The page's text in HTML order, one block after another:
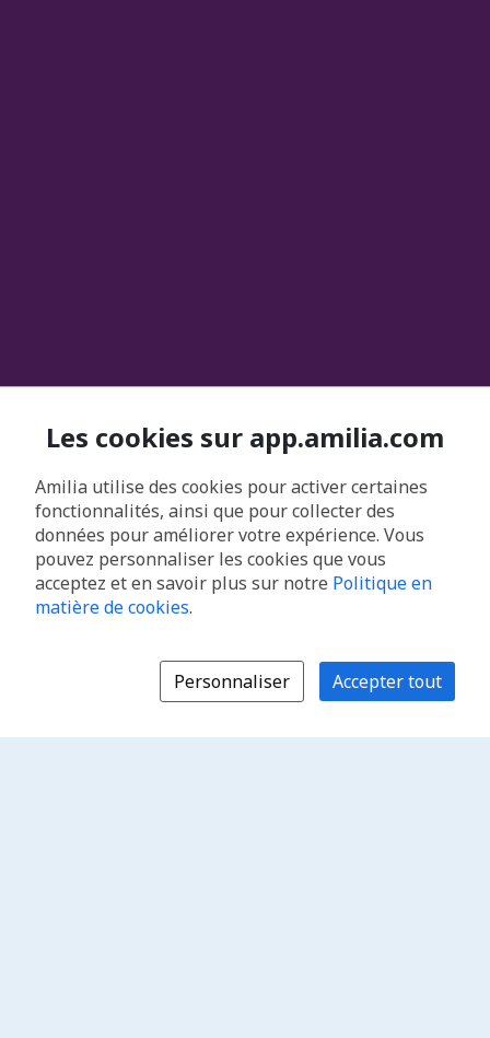
Les cookies sur app.amilia.com
Amilia utilise des cookies pour activer certaines
fonctionnalités, ainsi que pour collecter des
données pour améliorer votre expérience. Vous
pouvez personnaliser les cookies que vous
acceptez et en savoir plus sur notre Politique en
matière de cookies.
Personnaliser Accepter tout